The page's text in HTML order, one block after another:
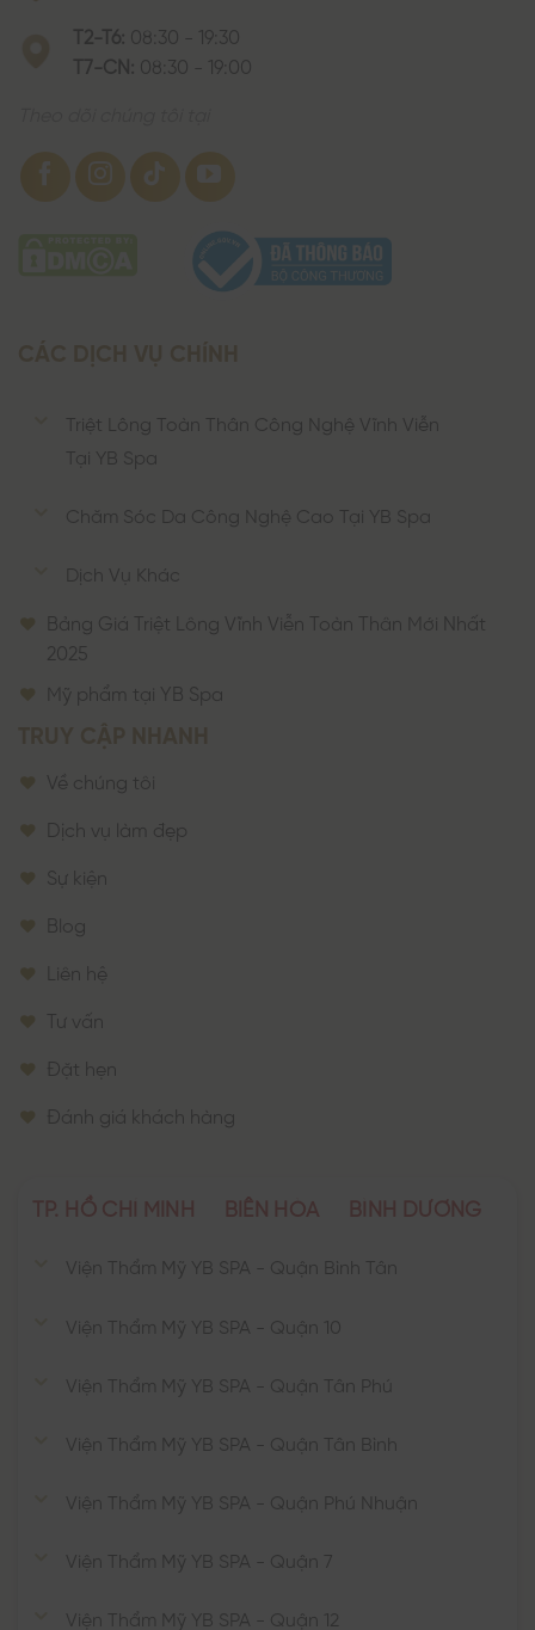
T2-T6: 08:30 - 19:30
T7-CN: 08:30 - 19:00
Triệt Lông Toàn Thân Công Nghệ Vĩnh Viễn
Tại YB Spa
Chăm Sóc Da Công Nghệ Cao Tại YB Spa
Dịch Vụ Khác
Bảng Giá Triệt Lông Vĩnh Viễn Toàn Thân Mới Nhất
2025
Mỹ phẩm tại YB Spa
Về chúng tôi
Dịch vụ làm đẹp
Sự kiện
Blog
Liên hệ
Tư vấn
Đặt hẹn
Đánh giá khách hàng
TP. HỒ CHÍ MINH BIÊN HÒA BÌNH DƯƠNG
Viện Thẩm Mỹ YB SPA - Quận Bình Tân
Viện Thẩm Mỹ YB SPA - Quận 10
Viện Thẩm Mỹ YB SPA - Quận Tân Phú
Viện Thẩm Mỹ YB SPA - Quận Tân Bình
Viện Thẩm Mỹ YB SPA - Quận Phú Nhuận
Viện Thẩm Mỹ YB SPA - Quận 7
Viện Thẩm Mỹ YB SPA - Quận 12